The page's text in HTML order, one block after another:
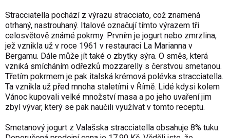
Stracciatella pochází z výrazu stracciato, což znamená
otrhaný, nastrouhaný. Italové označují tímto výrazem tři
celosvětově známé pokrmy. Prvním je jogurt nebo zmrzlina,
jež vznikla už v roce 1961 v restauraci La Marianna v
Bergamu. Dále může jít také o zbytky sýra. O směs, která
vzniká smícháním odřezků mozzarelly s čerstvou smetanou.
Třetím pokrmem je pak italská krémová polévka stracciatella.
Ta vznikla už před mnoha staletími v Římě. Lidé kdysi kolem
Vánoc kupovali velké množství masa a po jeho uvaření jim
zbyl vývar, který se pak naučili využívat v tomto receptu.
Smetanový jogurt z Valašska stracciatella obsahuje 8% tuku.